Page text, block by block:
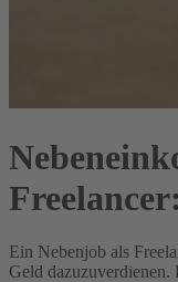
Ein Nebenjob als
Geld dazuzuverdienen.